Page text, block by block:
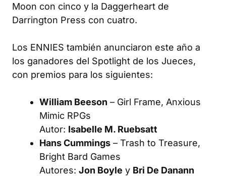
Moon con cinco y la Daggerheart de
Darrington Press con cuatro.
Los ENNIES también anunciaron este año a
los ganadores del Spotlight de los Jueces,
con premios para los siguientes:
William Beeson – Girl Frame, Anxious
Mimic RPGs
Autor: Isabelle M. Ruebsatt
Hans Cummings – Trash to Treasure,
Bright Bard Games
Autores: Jon Boyle y Bri De Danann